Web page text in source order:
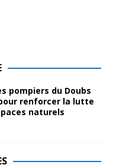
pompiers du Doubs
renforcer la lutte
naturels